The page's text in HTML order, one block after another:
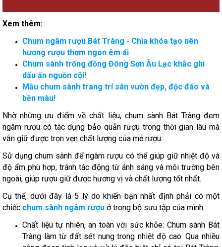
Xem thêm:
Chum ngâm rượu Bát Tràng - Chìa khóa tạo nên
hương rượu thơm ngon êm ái
Chum sành trống đồng Đông Sơn Âu Lạc khắc ghi
dấu ấn nguồn cội!
Mẫu chum sành trang trí sân vườn đẹp, độc đáo và
bền màu!
Nhờ những ưu điểm về chất liệu, chum sành Bát Tràng đem
ngâm rượu có tác dụng bảo quản rượu trong thời gian lâu mà
vẫn giữ được trọn vẹn chất lượng của mẻ rượu.
Sử dụng chum sành để ngâm rượu có thể giúp giữ nhiệt độ và
độ ẩm phù hợp, tránh tác động từ ánh sáng và môi trường bên
ngoài, giúp rượu giữ được hương vị và chất lượng tốt nhất.
Cụ thể, dưới đây là 5 lý do khiến bạn nhất định phải có một
chiếc chum sành ngâm rượu ở trong bộ sưu tập của mình:
Chất liệu tự nhiên, an toàn với sức khỏe: Chum sành Bát
Tràng làm từ đất sét nung trong nhiệt độ cao. Qua nhiều